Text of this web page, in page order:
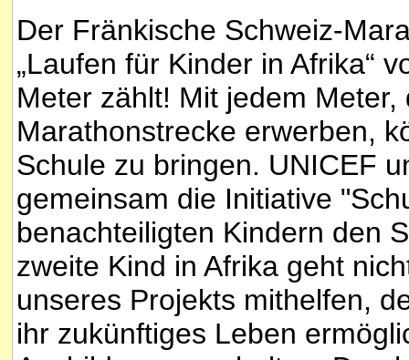
Der Fränkische Schweiz-
„Laufen für Kinder in Afrika“
Meter zählt! Mit jedem
Marathonstrecke erwerben,
Schule zu bringen. UNICEF
gemeinsam die Initiative
benachteiligten Kindern den
zweite Kind in Afrika geht
unseres Projekts mithelfen,
ihr zukünftiges Leben